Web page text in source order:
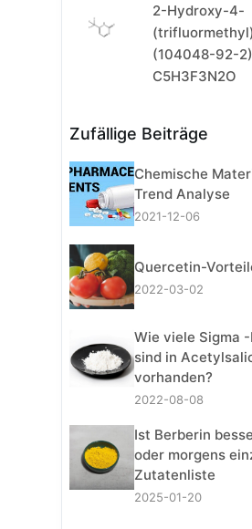
2-Hydroxy-4-
(104048-92-2)
C5H3F3N2O
Zufällige Beiträge
Chemische
Trend Analyse
2021-12-06
Quercetin-
2022-03-02
Wie viele Sigma
sind in
vorhanden?
2022-08-08
Ist Berberin
oder morgens
Zutatenliste
2025-01-20